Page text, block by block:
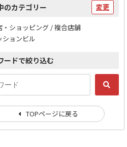
のカテゴリー 変更
・ショッピング / 複合店舗
ションビル
ードで絞り込む
TOPページに戻る